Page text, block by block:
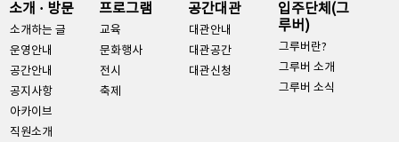
소개 · 방문
소개하는 글
운영안내
공간안내
공지사항
아카이브
직원소개
프로그램
교육
문화행사
전시
축제
공간대관
대관안내
대관공간
대관신청
입주단체(그
루버)
그루버란?
그루버 소개
그루버 소식